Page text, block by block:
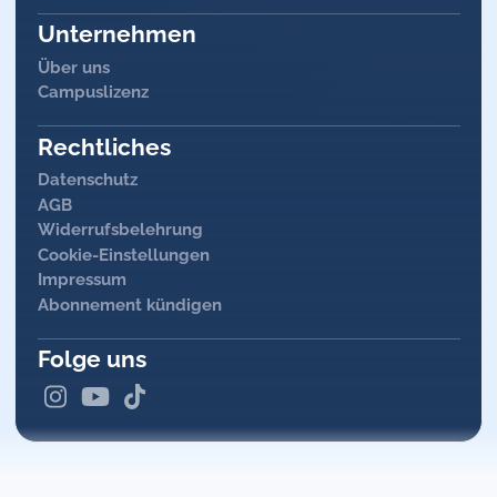
Unternehmen
Über uns
Campuslizenz
Rechtliches
Datenschutz
AGB
Widerrufsbelehrung
Cookie-Einstellungen
Impressum
Abonnement kündigen
Folge uns